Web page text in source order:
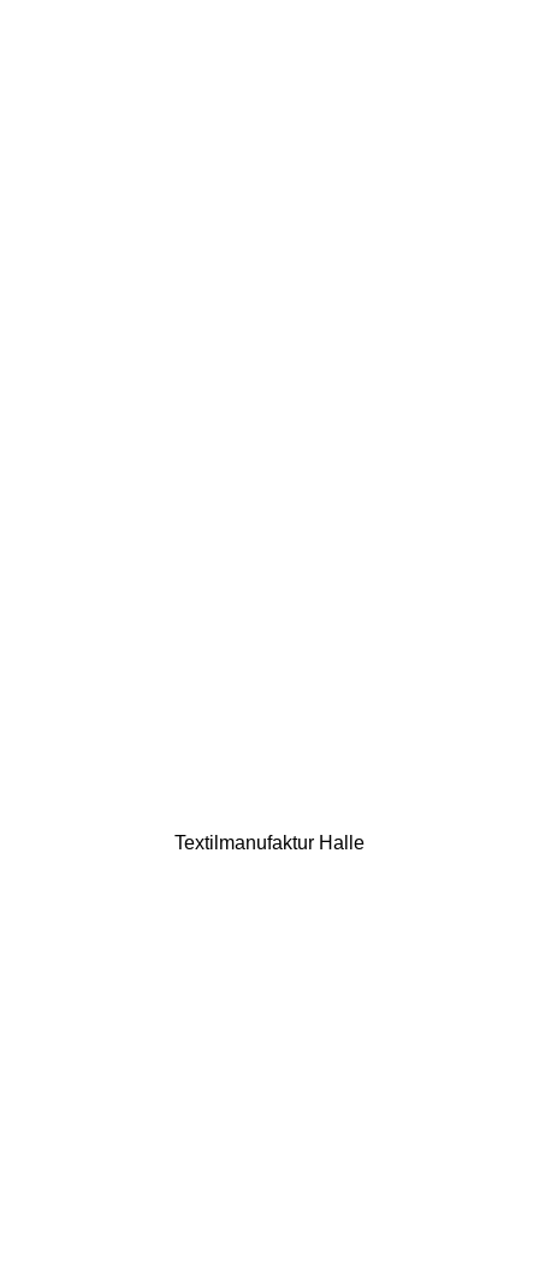
Textilmanufaktur Halle